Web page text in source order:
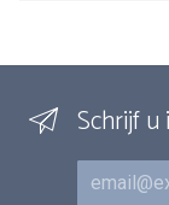
Schrijf u
E-mail